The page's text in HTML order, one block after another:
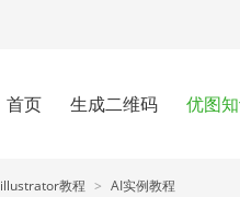
首页 生成二维码 优图
illustrator教程 > AI实例教程